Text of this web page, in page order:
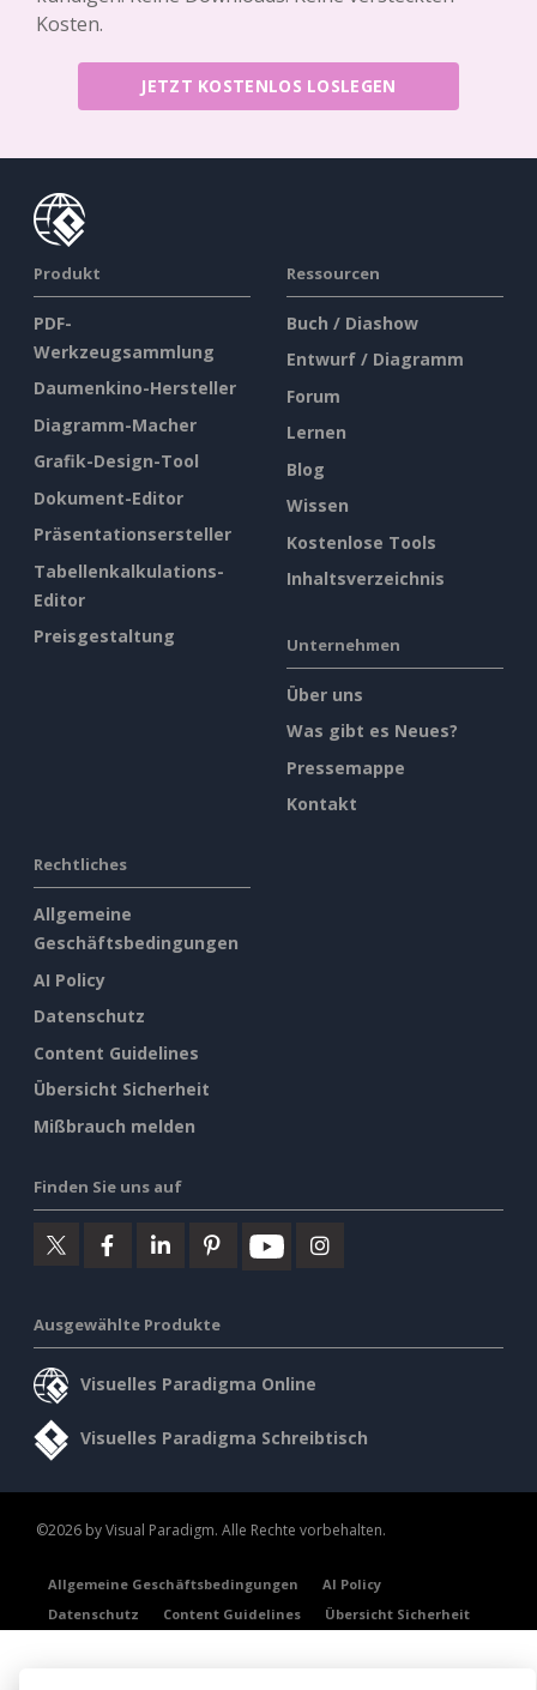
Kosten.
JETZT KOSTENLOS LOSLEGEN
Produkt
PDF-
Werkzeugsammlung
Daumenkino-Hersteller
Diagramm-Macher
Grafik-Design-Tool
Dokument-Editor
Präsentationsersteller
Tabellenkalkulations-
Editor
Preisgestaltung
Ressourcen
Buch / Diashow
Entwurf / Diagramm
Forum
Lernen
Blog
Wissen
Kostenlose Tools
Inhaltsverzeichnis
Unternehmen
Über uns
Was gibt es Neues?
Pressemappe
Kontakt
Rechtliches
Allgemeine
Geschäftsbedingungen
AI Policy
Datenschutz
Content Guidelines
Übersicht Sicherheit
Mißbrauch melden
Finden Sie uns auf
Ausgewählte Produkte
Visuelles Paradigma Online
Visuelles Paradigma Schreibtisch
©2026 by Visual Paradigm. Alle Rechte vorbehalten.
Allgemeine Geschäftsbedingungen
AI Policy
Datenschutz
Content Guidelines Übersicht Sicherheit